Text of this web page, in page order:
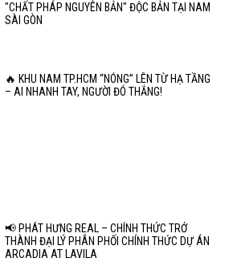
"CHẤT PHÁP NGUYÊN BẢN" ĐỘC BẢN TẠI NAM
SÀI GÒN
🔥 KHU NAM TP.HCM “NÓNG” LÊN TỪ HẠ TẦNG
– AI NHANH TAY, NGƯỜI ĐÓ THẮNG!
📢 PHÁT HƯNG REAL – CHÍNH THỨC TRỞ
THÀNH ĐẠI LÝ PHÂN PHỐI CHÍNH THỨC DỰ ÁN
ARCADIA AT LAVILA